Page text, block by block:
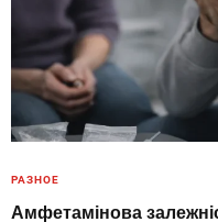
РАЗНОЕ
Амфетамінова